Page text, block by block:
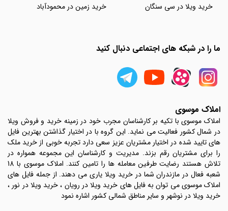
خرید ویلا در سی سنگان
خرید زمین در محمودآباد
ما را در شبکه های اجتماعی دنبال کنید
املاک موسوی
املاک موسوی با تکیه بر کارشناسان مجرب خود در زمینه خرید و فروش ویلا
در شمال کشور فعالیت می نماید. این گروه با در اختیار گذاشتن بهترین فایل
های تایید شده در اختیار مشتریان عزیز سعی دارد تجربه خوبی از خرید ملک
را برای مشتریان رقم بزند. مدیریت و کارشناسان این مجموعه همواره در
تلاش هستند رضایت طرفین معامله ها را تامین کنند. املاک موسوی با 18
شعبه فعال در مازندران شما در خرید ویلا یاری می دهند. از جمله فایل های
املاک موسوی می توان به فایل های خرید ویلا در رویان ، خرید ویلا در نور ،
خرید ویلا در نوشهر و سایر مناطق شمالی کشور اشاره نمود